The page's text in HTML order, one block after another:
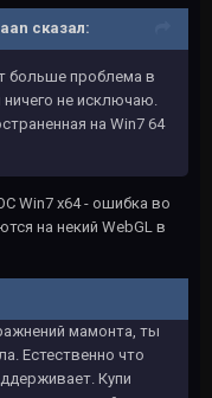
сказал:
больше проблема в
ничего не исключаю.
на Win7 64
Win7 x64 - ошибка во
на некий WebGL в
мамонта, ты
Естественно что
Купи